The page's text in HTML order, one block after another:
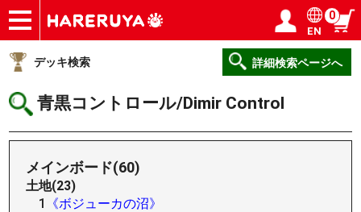
ショップ
買取
記事
デッキ検索
デッキ構築
選手一覧
店舗一覧
イベント
ヘルプ
お問い合わせ ログイン／会員登録
EN
0
デッキ検索 詳細検索ページへ
青黒コントロール/Dimir Control
メインボード(60)
土地(23)
1
《ボジューカの沼》